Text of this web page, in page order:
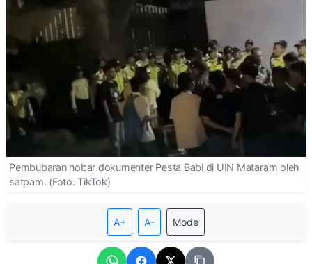
Pembubaran nobar dokumenter Pesta Babi di UIN Mataram oleh
satpam. (Foto: TikTok)
A+ A- Mode